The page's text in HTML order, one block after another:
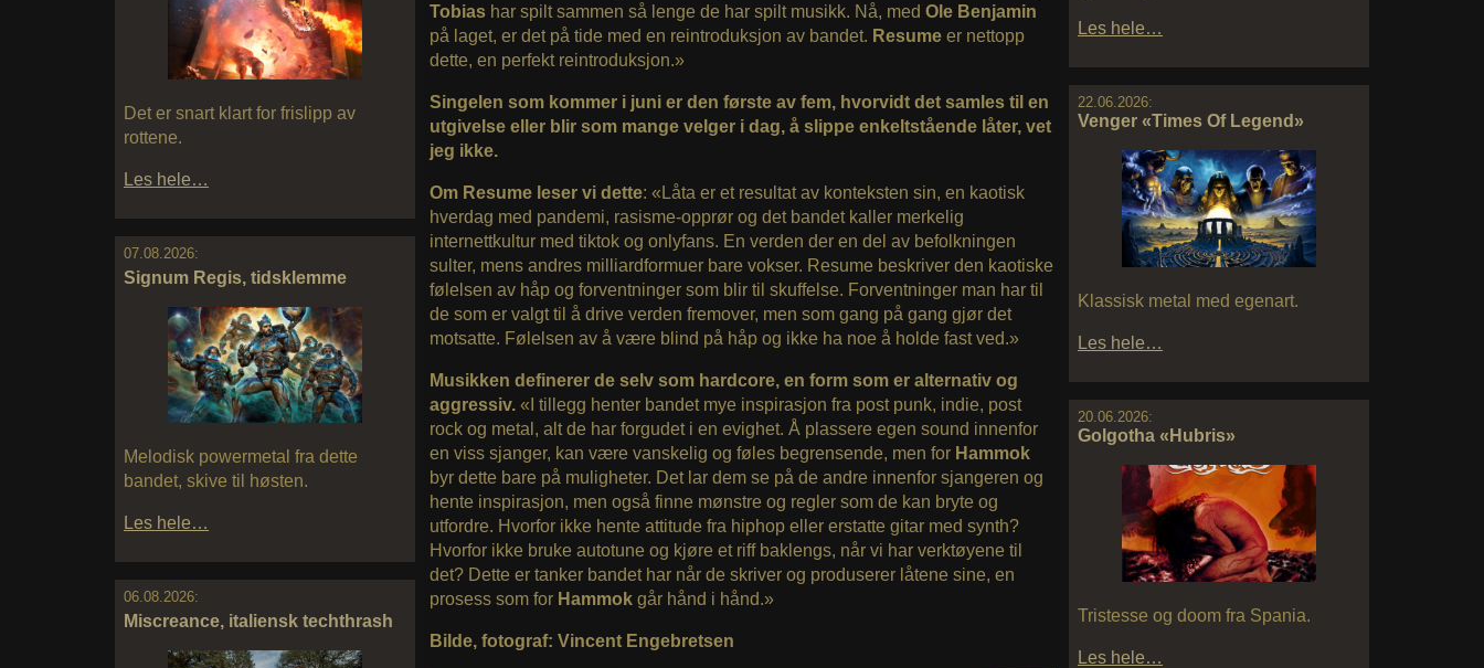
Det er snart klart for frislipp av
rottene.
Les hele…
07.08.2026:
Signum Regis, tidsklemme
Melodisk powermetal fra dette
bandet, skive til høsten.
Les hele…
06.08.2026:
Miscreance, italiensk techthrash
Les hele…
22.06.2026:
Venger «Times Of Legend»
Klassisk metal med egenart.
Les hele…
20.06.2026:
Golgotha «Hubris»
Tristesse og doom fra Spania.
Les hele…
Tobias har spilt sammen så lenge de har spilt musikk. Nå, med Ole Benjamin
på laget, er det på tide med en reintroduksjon av bandet. Resume er nettopp
dette, en perfekt reintroduksjon.»
Singelen som kommer i juni er den første av fem, hvorvidt det samles til en
utgivelse eller blir som mange velger i dag, å slippe enkeltstående låter, vet
jeg ikke.
Om Resume leser vi dette: «Låta er et resultat av konteksten sin, en kaotisk
hverdag med pandemi, rasisme-opprør og det bandet kaller merkelig
internettkultur med tiktok og onlyfans. En verden der en del av befolkningen
sulter, mens andres milliardformuer bare vokser. Resume beskriver den kaotiske
følelsen av håp og forventninger som blir til skuffelse. Forventninger man har til
de som er valgt til å drive verden fremover, men som gang på gang gjør det
motsatte. Følelsen av å være blind på håp og ikke ha noe å holde fast ved.»
Musikken definerer de selv som hardcore, en form som er alternativ og
aggressiv.«I tillegg henter bandet mye inspirasjon fra post punk, indie, post
rock og metal, alt de har forgudet i en evighet. Å plassere egen sound innenfor
en viss sjanger, kan være vanskelig og føles begrensende, men for Hammok
byr dette bare på muligheter. Det lar dem se på de andre innenfor sjangeren og
hente inspirasjon, men også finne mønstre og regler som de kan bryte og
utfordre. Hvorfor ikke hente attitude fra hiphop eller erstatte gitar med synth?
Hvorfor ikke bruke autotune og kjøre et riff baklengs, når vi har verktøyene til
det? Dette er tanker bandet har når de skriver og produserer låtene sine, en
prosess som for Hammok går hånd i hånd.»
Bilde, fotograf: Vincent Engebretsen